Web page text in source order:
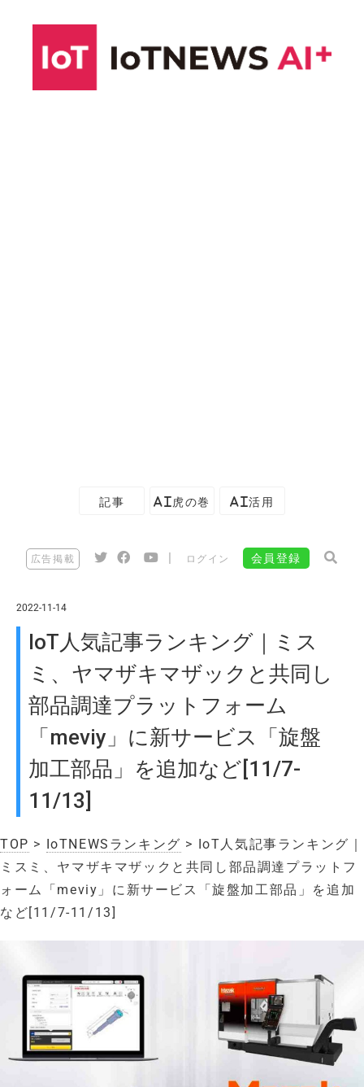
記事 AI虎の巻 AI活用
広告掲載 ログイン 会員登録
2022-11-14
IoT人気記事ランキング｜ミス
ミ、ヤマザキマザックと共同し
部品調達プラットフォーム
「meviy」に新サービス「旋盤
加工部品」を追加など[11/7-
11/13]
TOP > IoTNEWSランキング > IoT人気記事ランキング｜
ミスミ、ヤマザキマザックと共同し部品調達プラットフ
ォーム「meviy」に新サービス「旋盤加工部品」を追加
など[11/7-11/13]